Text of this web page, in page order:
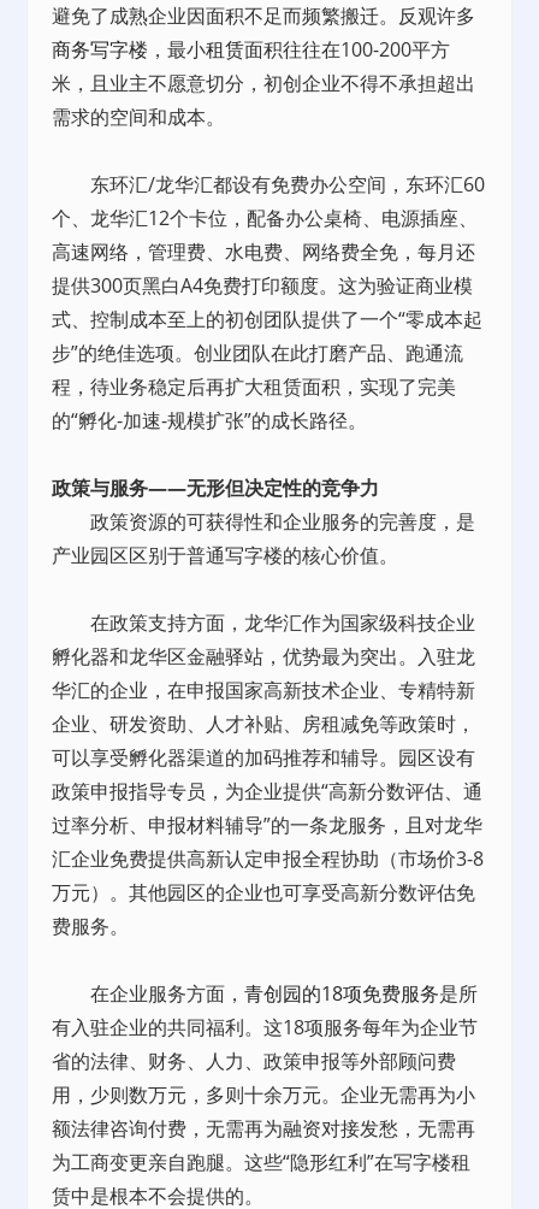
避免了成熟企业因面积不足而频繁搬迁。反观许多
商务写字楼 ，最小租赁面积往往在100-200平方
米，且业主不愿意切分，初创企业不得不承担超出
需求的空间和成本。
东环汇/龙华汇都设有免费办公空间，东环汇60
个、龙华汇12个卡位，配备办公桌椅、电源插座、
高速网络，管理费、水电费、网络费全免，每月还
提供300页黑白A4免费打印额度。这为验证商业模
式、控制成本至上的初创团队提供了一个“零成本起
步”的绝佳选项。创业团队在此打磨产品、跑通流
程，待业务稳定后再扩大租赁面积，实现了完美
的“孵化-加速-规模扩张”的成长路径。
政策与服务——无形但决定性的竞争力
政策资源的可获得性和企业服务的完善度，是
产业园区区别于普通写字楼的核心价值。
在政策支持方面，龙华汇作为国家级科技企业
孵化器和龙华区金融驿站，优势最为突出。入驻龙
华汇的企业，在申报国家高新技术企业、专精特新
企业、研发资助、人才补贴、房租减免等政策时，
可以享受孵化器渠道的加码推荐和辅导。园区设有
政策申报指导专员，为企业提供“高新分数评估、通
过率分析、申报材料辅导”的一条龙服务，且对龙华
汇企业免费提供高新认定申报全程协助（市场价3-8
万元）。其他园区的企业也可享受高新分数评估免
费服务。
在企业服务方面，青创园的18项免费服务是所
有入驻企业的共同福利。这18项服务每年为企业节
省的法律、财务、人力、政策申报等外部顾问费
用，少则数万元，多则十余万元。企业无需再为小
额法律咨询付费，无需再为融资对接发愁，无需再
为工商变更亲自跑腿。这些“隐形红利”在写字楼租
赁中是根本不会提供的。